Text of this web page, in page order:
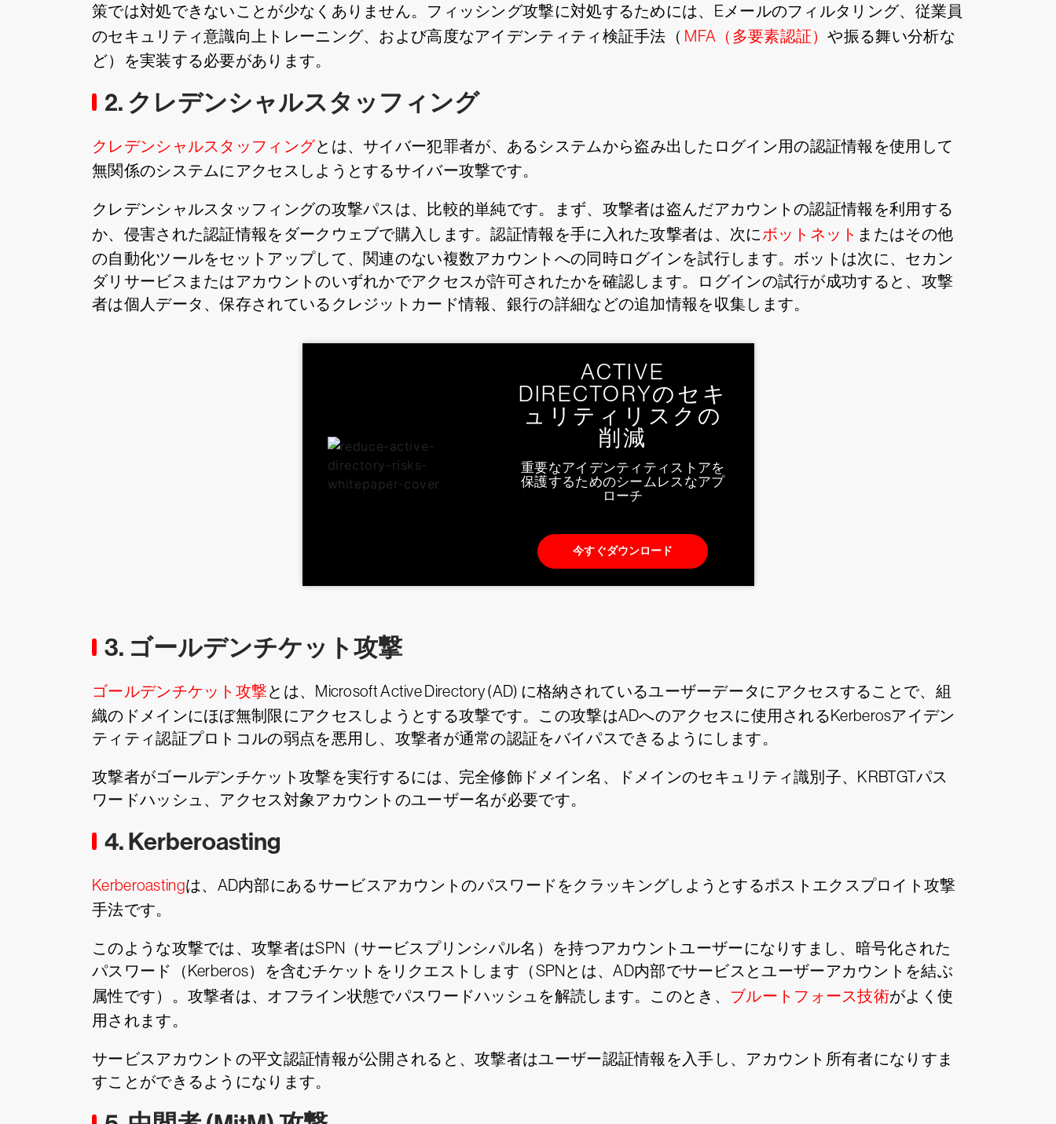
策では対処できないことが少なくありません。フィッシング攻撃に対処するためには、Eメールのフィルタリング、従業員
のセキュリティ意識向上トレーニング、および高度なアイデンティティ検証手法（ MFA（多要素認証）や振る舞い分析な
ど）を実装する必要があります。
2. クレデンシャルスタッフィング
クレデンシャルスタッフィングとは、サイバー犯罪者が、あるシステムから盗み出したログイン用の認証情報を使用して
無関係のシステムにアクセスしようとするサイバー攻撃です。
クレデンシャルスタッフィングの攻撃パスは、比較的単純です。まず、攻撃者は盗んだアカウントの認証情報を利用する
か、侵害された認証情報をダークウェブで購入します。認証情報を手に入れた攻撃者は、次にボットネット またはその他
の自動化ツールをセットアップして、関連のない複数アカウントへの同時ログインを試行します。ボットは次に、セカン
ダリサービスまたはアカウントのいずれかでアクセスが許可されたかを確認します。ログインの試行が成功すると、攻撃
者は個人データ、保存されているクレジットカード情報、銀行の詳細などの追加情報を収集します。
ACTIVE
DIRECTORYのセキ
ュリティリスクの
削減
重要なアイデンティティストアを
保護するためのシームレスなアプ
ローチ
今すぐダウンロード
3. ゴールデンチケット攻撃
ゴールデンチケット攻撃とは、Microsoft Active Directory (AD) に格納されているユーザーデータにアクセスすることで、組
織のドメインにほぼ無制限にアクセスしようとする攻撃です。この攻撃はADへのアクセスに使用されるKerberosアイデン
ティティ認証プロトコルの弱点を悪用し、攻撃者が通常の認証をバイパスできるようにします。
攻撃者がゴールデンチケット攻撃を実行するには、完全修飾ドメイン名、ドメインのセキュリティ識別子、KRBTGTパス
ワードハッシュ、アクセス対象アカウントのユーザー名が必要です。
4. Kerberoasting
Kerberoastingは、AD内部にあるサービスアカウントのパスワードをクラッキングしようとするポストエクスプロイト攻撃
手法です。
このような攻撃では、攻撃者はSPN（サービスプリンシパル名）を持つアカウントユーザーになりすまし、暗号化された
パスワード（Kerberos）を含むチケットをリクエストします（SPNとは、AD内部でサービスとユーザーアカウントを結ぶ
属性です）。攻撃者は、オフライン状態でパスワードハッシュを解読します。このとき、 ブルートフォース技術がよく使
用されます。
サービスアカウントの平文認証情報が公開されると、攻撃者はユーザー認証情報を入手し、アカウント所有者になりすま
すことができるようになります。